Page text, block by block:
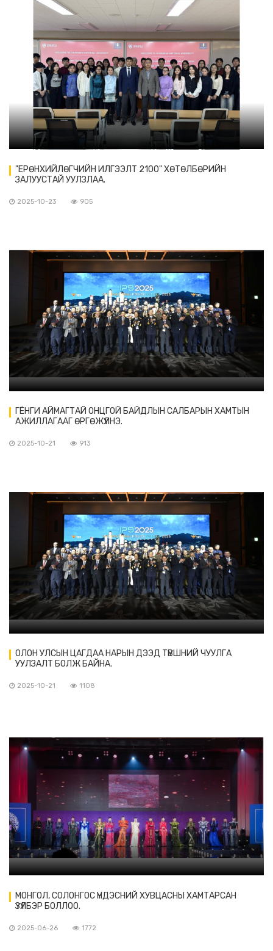
"ЕРӨНХИЙЛӨГЧИЙН ИЛГЭЭЛТ 2100" ХӨТӨЛБӨРИЙН
ЗАЛУУСТАЙ УУЛЗЛАА.
2025-10-23 905
ГЁНГИ АЙМАГТАЙ ОНЦГОЙ БАЙДЛЫН САЛБАРЫН ХАМТЫН
АЖИЛЛАГААГ ӨРГӨЖҮҮЛНЭ.
2025-10-21 913
ОЛОН УЛСЫН ЦАГДАА НАРЫН ДЭЭД ТҮВШНИЙ ЧУУЛГА
УУЛЗАЛТ БОЛЖ БАЙНА.
2025-10-21 1108
МОНГОЛ, СОЛОНГОС ҮНДЭСНИЙ ХУВЦАСНЫ ХАМТАРСАН
ҮЗҮҮЛБЭР БОЛЛОО.
2025-06-26 1772